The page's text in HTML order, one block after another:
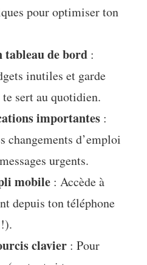
pour optimiser ton
tableau de bord :
inutiles et garde
sert au quotidien.
importantes :
changements d’emploi
urgents.
mobile : Accède à
depuis ton téléphone
clavier : Pour